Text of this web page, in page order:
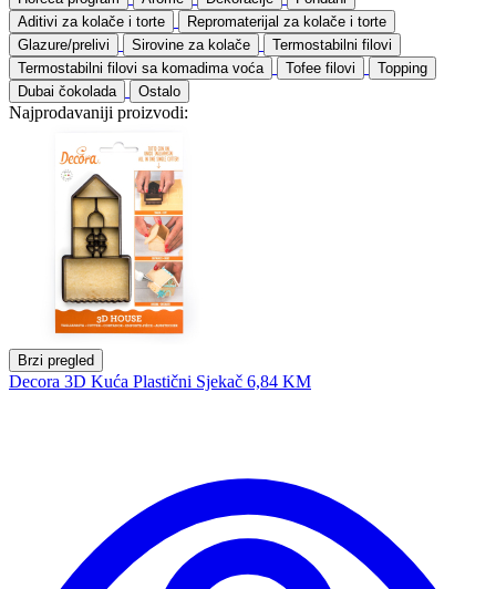
Aditivi za kolače i torte
Repromaterijal za kolače i torte
Glazure/prelivi
Sirovine za kolače
Termostabilni filovi
Termostabilni filovi sa komadima voća
Tofee filovi
Topping
Dubai čokolada
Ostalo
Najprodavaniji proizvodi:
Brzi pregled
Decora 3D Kuća Plastični Sjekač 6,84 KM